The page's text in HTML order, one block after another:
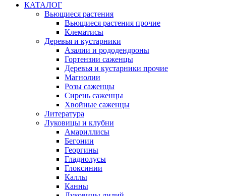
КАТАЛОГ
Вьющиеся растения
Вьющиеся растения прочие
Клематисы
Деревья и кустарники
Азалии и рододендроны
Гортензии саженцы
Деревья и кустарники прочие
Магнолии
Розы саженцы
Сирень саженцы
Хвойные саженцы
Литература
Луковицы и клубни
Амариллисы
Бегонии
Георгины
Гладиолусы
Глоксинии
Каллы
Канны